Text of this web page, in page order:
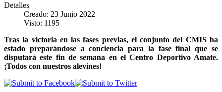
Detalles
Creado: 23 Junio 2022
Visto: 1195
Tras la victoria en las fases previas, el conjunto del CMIS ha
estado preparándose a conciencia para la fase final que se
disputará este fin de semana en el Centro Deportivo Amate.
¡Todos con nuestros alevines!